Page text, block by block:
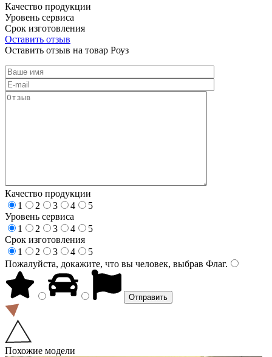
Качество продукции
Уровень сервиса
Срок изготовления
Оставить отзыв
Оставить отзыв на товар Роуз
Качество продукции
1
2 3 4
5
Уровень сервиса
1
2 3 4
5
Срок изготовления
1
2 3 4
5
Пожалуйста, докажите, что вы человек, выбрав Флаг.
Похожие модели